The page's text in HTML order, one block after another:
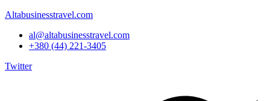
Altabusinesstravel.com
al@altabusinesstravel.com
+380 (44) 221-3405
Twitter